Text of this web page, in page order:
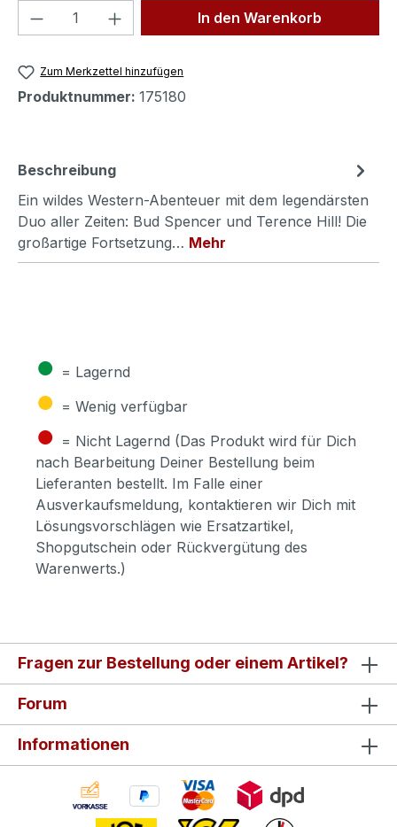
Produkt Anzahl: Gib denIn den Warenkorb
Zum Merkzettel hinzufügen
Produktnummer: 175180
Beschreibung
Ein wildes Western-Abenteuer mit dem legendärsten
Duo aller Zeiten: Bud Spencer und Terence Hill! Die
großartige Fortsetzung… Mehr
● = Lagernd
● = Wenig verfügbar
● = Nicht Lagernd (Das Produkt wird für Dich
nach Bearbeitung Deiner Bestellung beim
Lieferanten bestellt. Im Falle einer
Ausverkaufsmeldung, kontaktieren wir Dich mit
Lösungsvorschlägen wie Ersatzartikel,
Shopgutschein oder Rückvergütung des
Warenwerts.)
Fragen zur Bestellung oder einem Artikel?
Forum
Informationen